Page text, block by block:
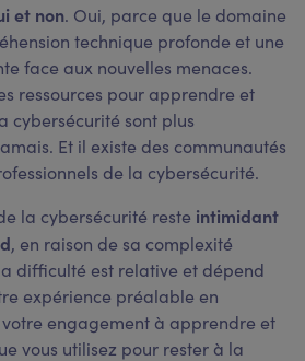
et non. Oui, parce que le domaine
technique profonde et une
face aux nouvelles menaces.
ressources pour apprendre et
cybersécurité sont plus
Et il existe des communautés
de la cybersécurité.
la cybersécurité reste intimidant
, en raison de sa complexité
difficulté est relative et dépend
expérience préalable en
engagement à apprendre et
vous utilisez pour rester à la